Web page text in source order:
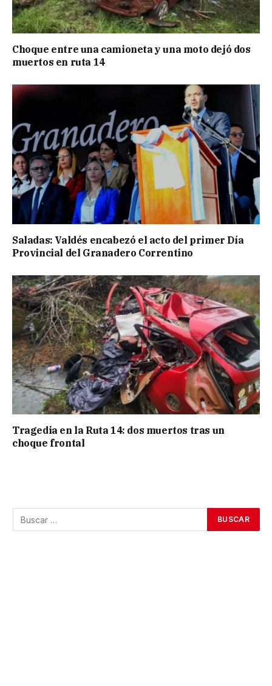
Choque entre una camioneta y una moto dejó dos
muertos en ruta 14
Saladas: Valdés encabezó el acto del primer Día
Provincial del Granadero Correntino
Tragedia en la Ruta 14: dos muertos tras un
choque frontal